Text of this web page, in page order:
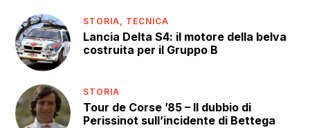
STORIA, TECNICA
Lancia Delta S4: il motore della belva
costruita per il Gruppo B
STORIA
Tour de Corse ’85 – Il dubbio di
Perissinot sull’incidente di Bettega